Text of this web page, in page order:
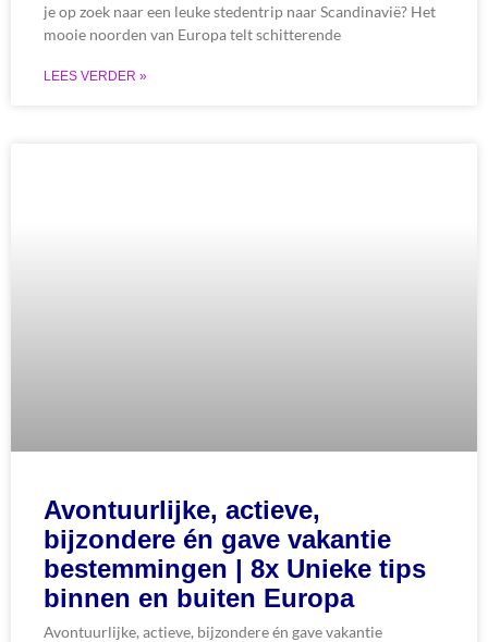
je op zoek naar een leuke stedentrip naar Scandinavië? Het
mooie noorden van Europa telt schitterende
LEES VERDER »
Avontuurlijke, actieve,
bijzondere én gave vakantie
bestemmingen | 8x Unieke tips
binnen en buiten Europa
Avontuurlijke, actieve, bijzondere én gave vakantie